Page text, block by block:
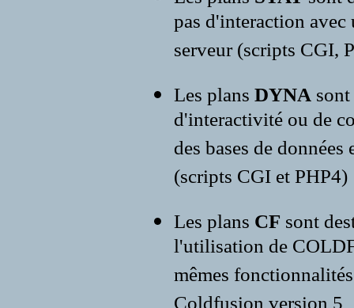
pas d'interaction avec
serveur (scripts CGI,
Les plans DYNA
d'interactivité ou de
des bases de
(scripts CGI et PHP4)
Les plans CF sont
l'utilisation de
mêmes